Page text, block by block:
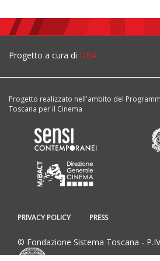
Progetto a cura di DBA
Progetto realizzato nell'ambito del
Toscana per il Cinema
PRIVACY POLICY PRESS
© Fondazione Sistema Toscana -